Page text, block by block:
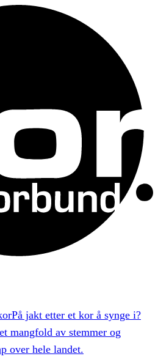
På jakt etter et kor å synge i?
mangfold av stemmer og
over hele landet.